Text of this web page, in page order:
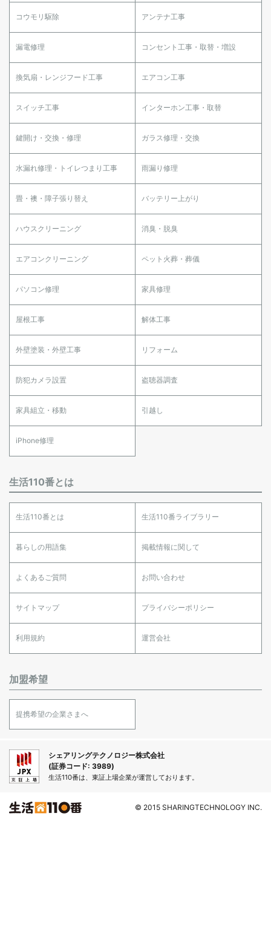
コウモリ駆除 アンテナ工事
漏電修理 コンセント工事・取替・増設
換気扇・レンジフード工事 エアコン工事
スイッチ工事 インターホン工事・取替
鍵開け・交換・修理 ガラス修理・交換
水漏れ修理・トイレつまり工事 雨漏り修理
畳・襖・障子張り替え バッテリー上がり
ハウスクリーニング 消臭・脱臭
エアコンクリーニング ペット火葬・葬儀
パソコン修理 家具修理
屋根工事 解体工事
外壁塗装・外壁工事 リフォーム
防犯カメラ設置 盗聴器調査
家具組立・移動 引越し
iPhone修理
生活110番とは
生活110番とは 生活110番ライブラリー
暮らしの用語集 掲載情報に関して
よくあるご質問 お問い合わせ
サイトマップ プライバシーポリシー
利用規約 運営会社
加盟希望
提携希望の企業さまへ
シェアリングテクノロジー株式会社
(証券コード: 3989)
生活110番は、東証上場企業が運営しております。
© 2015 SHARINGTECHNOLOGY INC.